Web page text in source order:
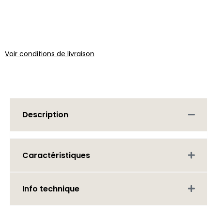
Voir conditions de livraison
Description
Caractéristiques
Info technique